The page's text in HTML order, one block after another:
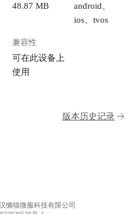
48.87 MB
android、
ios、tvos
兼容性
可在此设备上
使用
版本历史记录
懒猫微服科技有限公司